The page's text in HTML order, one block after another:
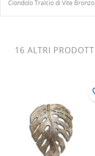
Ciondolo Tralcio di Vite
16 ALTRI